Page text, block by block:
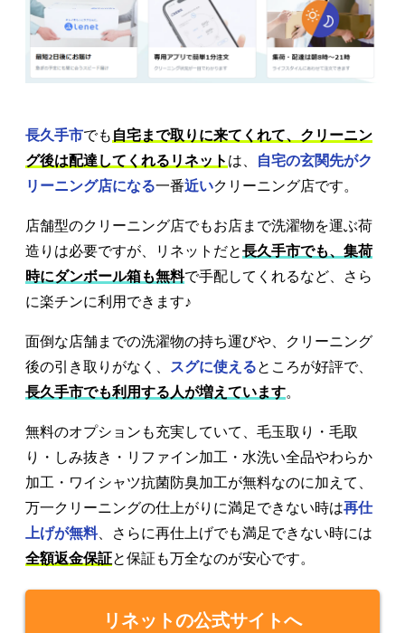
長久手市でも 自宅まで取りに来てくれて、クリーニン
グ後は配達してくれるリネット は、
自宅の玄関先がク
リーニング店になる一番近いクリーニング店です。
店舗型のクリーニング店でもお店まで洗濯物を運ぶ荷
造りは必要ですが、リネットだと長久手市でも、集荷
時にダンボール箱も無料で手配してくれるなど、さら
に楽チンに利用できます♪
面倒な店舗までの洗濯物の持ち運びや、クリーニング
後の引き取りがなく、
スグに使えるところが好評で、
長久手市でも利用する人が増えています。
無料のオプションも充実していて、毛玉取り・毛取
り・しみ抜き・リファイン加工・水洗い全品やわらか
加工・ワイシャツ抗菌防臭加工が無料なのに加えて、
万一クリーニングの仕上がりに満足できない時は再仕
上げが無料、さらに再仕上げでも満足できない時には
全額返金保証と保証も万全なのが安心です。
リネットの公式サイトへ